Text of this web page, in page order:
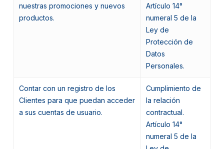
nuestras promociones y nuevos
productos.
Artículo 14°
numeral 5 de la
Ley de
Protección de
Datos
Personales.
Contar con un registro de los
Clientes para que puedan acceder
a sus cuentas de usuario.
Cumplimiento de
la relación
contractual.
Artículo 14°
numeral 5 de la